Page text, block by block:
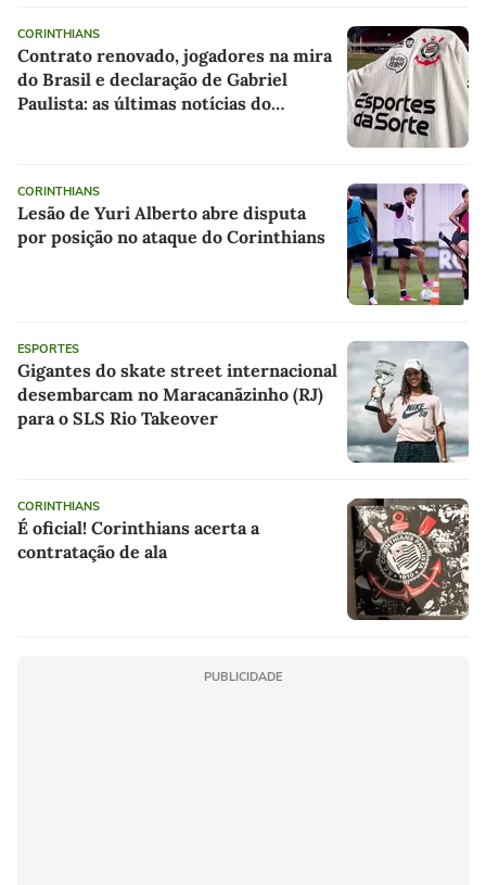
CORINTHIANS
Contrato renovado, jogadores na mira
do Brasil e declaração de Gabriel
Paulista: as últimas notícias do
CORINTHIANS
Lesão de Yuri Alberto abre disputa
por posição no ataque do Corinthians
ESPORTES
Gigantes do skate street internacional
desembarcam no Maracanãzinho (RJ)
para o SLS Rio Takeover
CORINTHIANS
É oficial! Corinthians acerta a
contratação de ala
PUBLICIDADE